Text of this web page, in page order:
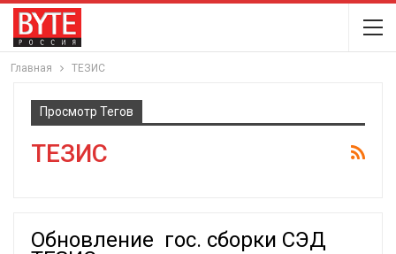
Главная ТЕЗИС
Просмотр Тегов
ТЕЗИС
Обновление гос. сборки СЭД